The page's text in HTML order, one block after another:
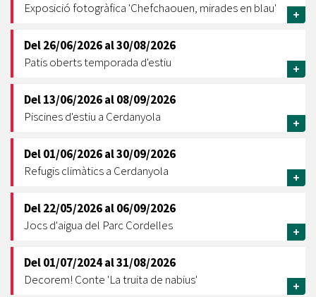
Exposició fotogràfica 'Chefchaouen, mirades en blau'
+
Del26/06/2026al30/08/2026
Patis oberts temporada d'estiu
+
Del13/06/2026al08/09/2026
Piscines d'estiu a Cerdanyola
+
Del01/06/2026al30/09/2026
Refugis climàtics a Cerdanyola
+
Del22/05/2026al06/09/2026
Jocs d'aigua del Parc Cordelles
+
Del01/07/2024al31/08/2026
Decorem! Conte 'La truita de nabius'
+